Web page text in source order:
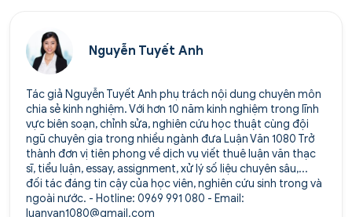
Nguyễn Tuyết Anh
Tác giả Nguyễn Tuyết Anh phụ trách nội dung chuyên môn
chia sẻ kinh nghiệm. Với hơn 10 năm kinh nghiệm trong lĩnh
vực biên soạn, chỉnh sửa, nghiên cứu học thuật cùng đội
ngũ chuyên gia trong nhiều ngành đưa Luận Văn 1080 Trở
thành đơn vị tiên phong về dịch vụ viết thuê luận văn thạc
sĩ, tiểu luận, essay, assignment, xử lý số liệu chuyên sâu,...
đối tác đáng tin cậy của học viên, nghiên cứu sinh trong và
ngoài nước. - Hotline: 0969 991 080 - Email:
luanvan1080@gmail.com